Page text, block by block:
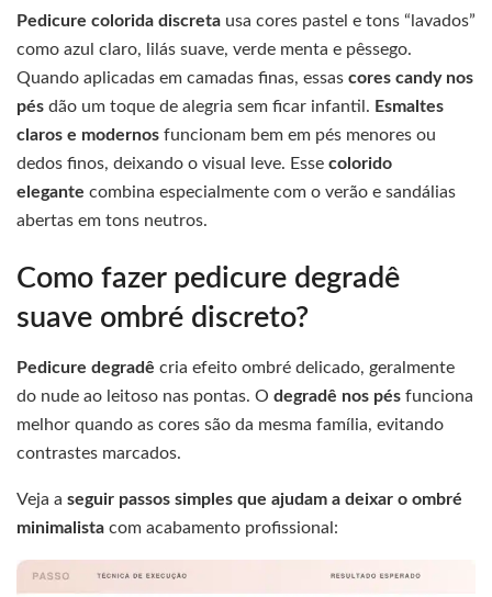
Pedicure colorida discreta usa cores pastel e tons “lavados”
como azul claro, lilás suave, verde menta e pêssego.
Quando aplicadas em camadas finas, essas cores candy nos
pés dão um toque de alegria sem ficar infantil. Esmaltes
claros e modernos funcionam bem em pés menores ou
dedos finos, deixando o visual leve. Esse colorido
elegante combina especialmente com o verão e sandálias
abertas em tons neutros.
Como fazer pedicure degradê
suave ombré discreto?
Pedicure degradê cria efeito ombré delicado, geralmente
do nude ao leitoso nas pontas. O degradê nos pés funciona
melhor quando as cores são da mesma família, evitando
contrastes marcados.
Veja a seguir passos simples que ajudam a deixar o ombré
minimalista com acabamento profissional: